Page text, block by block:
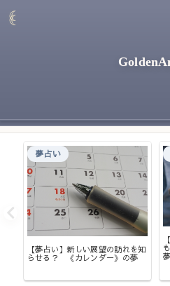
夢占い
【夢占い】新しい展望の訪れを知
らせる？ 《カレンダー》の夢
夢